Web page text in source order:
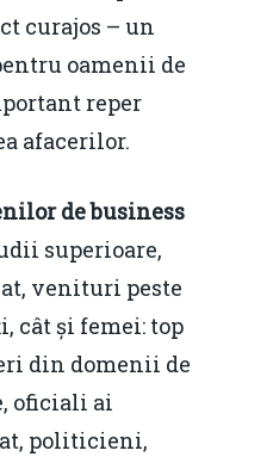
curajos – un
oamenii de
reper
afacerilor.
de business
superioare,
venituri peste
cât și femei: top
din domenii de
oficiali ai
politicieni,